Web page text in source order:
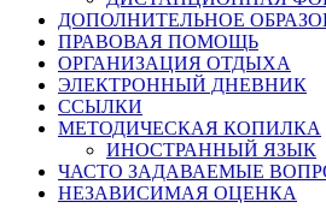
ДОПОЛНИТЕЛЬНОЕ
ПРАВОВАЯ ПОМОЩЬ
ОРГАНИЗАЦИЯ ОТДЫХА
ЭЛЕКТРОННЫЙ ДНЕВНИК
ССЫЛКИ
МЕТОДИЧЕСКАЯ КОПИЛКА
ИНОСТРАННЫЙ ЯЗЫК
ЧАСТО ЗАДАВАЕМЫЕ
НЕЗАВИСИМАЯ ОЦЕНКА